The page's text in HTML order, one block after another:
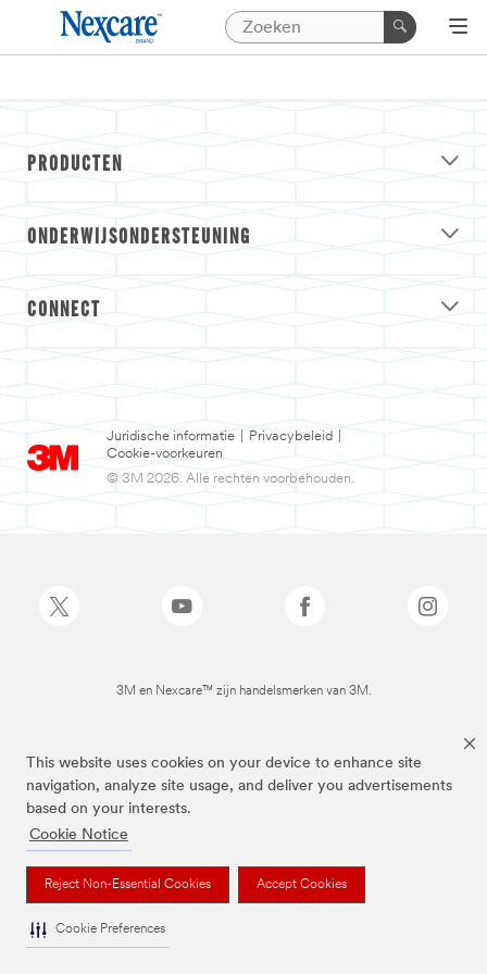
This website uses cookies on your device to enhance site
navigation, analyze site usage, and deliver you advertisements
based on your interests.
Cookie Notice
Reject Non-Essential Cookies Accept Cookies
Cookie Preferences
PRODUCTEN
ONDERWIJSONDERSTEUNING
CONNECT
Juridische informatie Privacybeleid
Cookie-voorkeuren
© 3M 2026. Alle rechten voorbehouden.
3M en Nexcare™ zijn handelsmerken van 3M.